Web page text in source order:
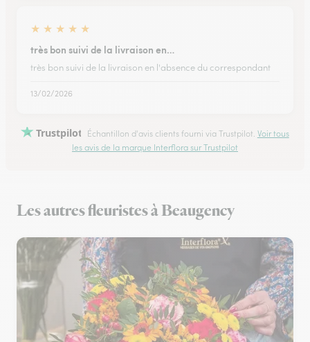
★ ★ ★ ★ ★
très bon suivi de la livraison en…
très bon suivi de la livraison en l'absence du correspondant
13/02/2026
Trustpilot Échantillon d'avis clients fourni via Trustpilot. Voir tous
les avis de la marque Interflora sur Trustpilot
Les autres fleuristes à Beaugency